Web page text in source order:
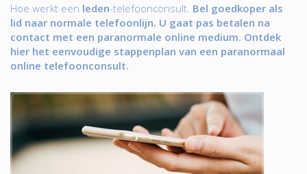
Hoe werkt een leden-telefoonconsult. Bel goedkoper als
lid naar normale telefoonlijn. U gaat pas betalen na
contact met een paranormale online medium. Ontdek
hier het eenvoudige stappenplan van een paranormaal
online telefoonconsult.